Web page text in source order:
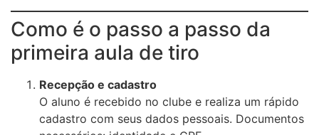
Como é o passo a passo da
primeira aula de tiro
Recepção e cadastro
O aluno é recebido no clube e realiza um rápido
cadastro com seus dados pessoais. Documentos